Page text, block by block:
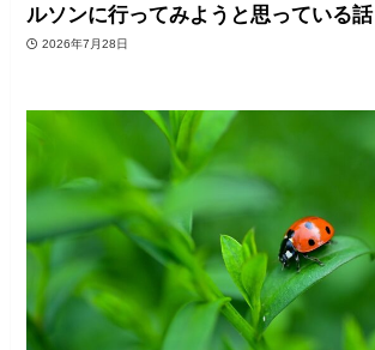
ルソンに行ってみようと思っている話
2026年7月28日